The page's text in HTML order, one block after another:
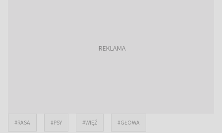
#RASA #PSY #WIĘŹ #GŁOWA